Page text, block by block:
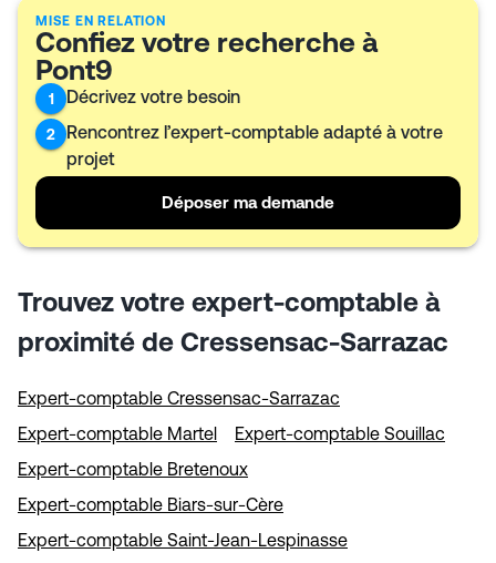
redressement. Une organisation fondée sur la relation
de confiance et le suivi direct des dossiers.
MISE EN RELATION
Confiez votre recherche à
Pont9
1 Décrivez votre besoin
2
Rencontrez l’expert-comptable adapté à votre
projet
Déposer ma demande
Trouvez votre expert-comptable à
proximité de Cressensac-Sarrazac
Expert-comptable Cressensac-Sarrazac
Expert-comptable Martel
Expert-comptable Souillac
Expert-comptable Bretenoux
Expert-comptable Biars-sur-Cère
Expert-comptable Saint-Jean-Lespinasse